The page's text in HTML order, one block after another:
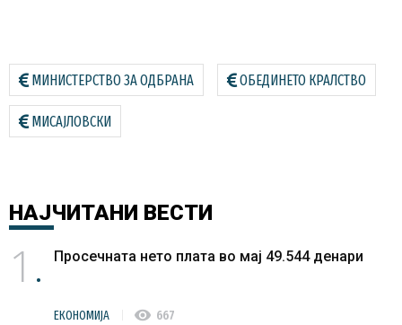
МИНИСТЕРСТВО ЗА ОДБРАНА ОБЕДИНЕТО КРАЛСТВО
МИСАЈЛОВСКИ
НАЈЧИТАНИ ВЕСТИ
1 Просечната нето плата во мај 49.544 денари
ЕКОНОМИЈА visibility 667